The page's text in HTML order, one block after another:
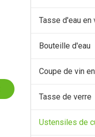
Tasse d'eau en
Bouteille d'eau
Coupe de vin
Tasse de verre
Ustensiles de